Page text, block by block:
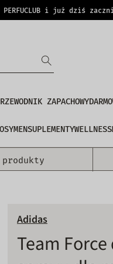
i już dziś zacznij
ZAPACHOWY
MENSUPLEMENTYWELLNESS
Adidas
Team